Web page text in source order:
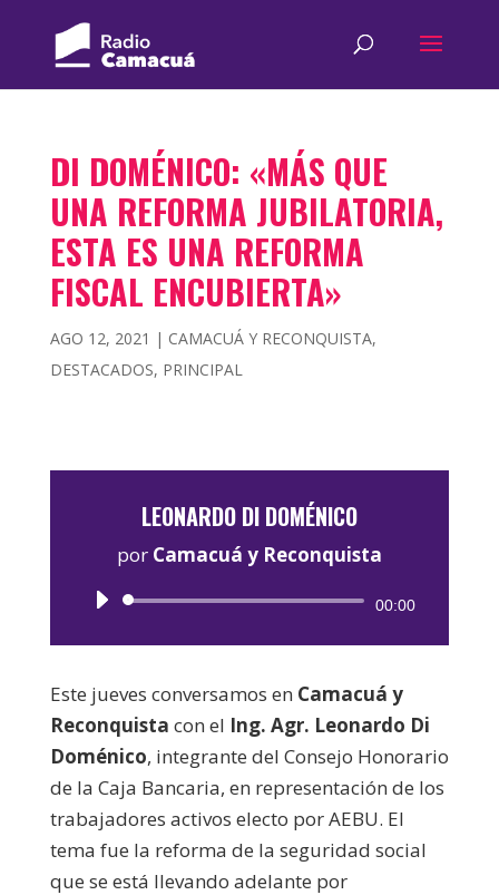
DI DOMÉNICO: «MÁS QUE
UNA REFORMA JUBILATORIA,
ESTA ES UNA REFORMA
FISCAL ENCUBIERTA»
AGO 12, 2021 | CAMACUÁ Y RECONQUISTA,
DESTACADOS, PRINCIPAL
LEONARDO DI DOMÉNICO
por Camacuá y Reconquista
Reproductor
00:00
Este jueves conversamos en Camacuá y
Reconquista con el Ing. Agr. Leonardo Di
Doménico, integrante del Consejo Honorario
de la Caja Bancaria, en representación de los
trabajadores activos electo por AEBU. El
tema fue la reforma de la seguridad social
que se está llevando adelante por